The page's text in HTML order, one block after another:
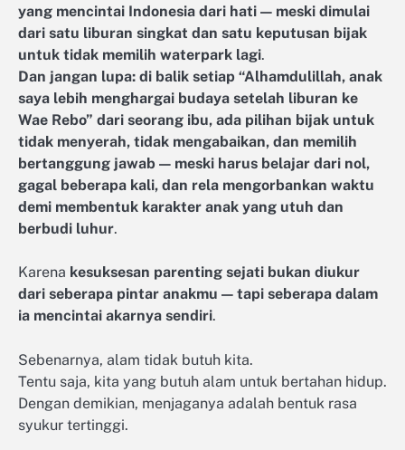
yang mencintai Indonesia dari hati — meski dimulai
dari satu liburan singkat dan satu keputusan bijak
untuk tidak memilih waterpark lagi.
Dan jangan lupa: di balik setiap “Alhamdulillah, anak
saya lebih menghargai budaya setelah liburan ke
Wae Rebo” dari seorang ibu, ada pilihan bijak untuk
tidak menyerah, tidak mengabaikan, dan memilih
bertanggung jawab — meski harus belajar dari nol,
gagal beberapa kali, dan rela mengorbankan waktu
demi membentuk karakter anak yang utuh dan
berbudi luhur.
Karena kesuksesan parenting sejati bukan diukur
dari seberapa pintar anakmu — tapi seberapa dalam
ia mencintai akarnya sendiri.
Sebenarnya, alam tidak butuh kita.
Tentu saja, kita yang butuh alam untuk bertahan hidup.
Dengan demikian, menjaganya adalah bentuk rasa
syukur tertinggi.